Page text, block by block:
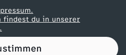
findest du in unserer